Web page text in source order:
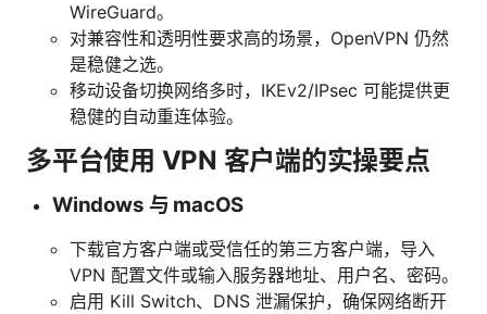
WireGuard。
对兼容性和透明性要求高的场景，OpenVPN 仍然
是稳健之选。
移动设备切换网络多时，IKEv2/IPsec 可能提供更
稳健的自动重连体验。
多平台使用 VPN 客户端的实操要点
Windows 与 macOS
下载官方客户端或受信任的第三方客户端，导入
VPN 配置文件或输入服务器地址、用户名、密码。
启用 Kill Switch、DNS 泄漏保护，确保网络断开